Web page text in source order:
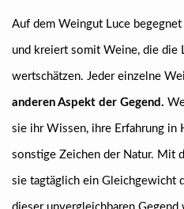
Auf dem Weingut Luce
und kreiert somit Weine, die die
wertschätzen. Jeder einzelne
anderen Aspekt der Gegend.
sie ihr Wissen, ihre Erfahrung in
sonstige Zeichen der Natur. Mit
sie tagtäglich ein Gleichgewicht